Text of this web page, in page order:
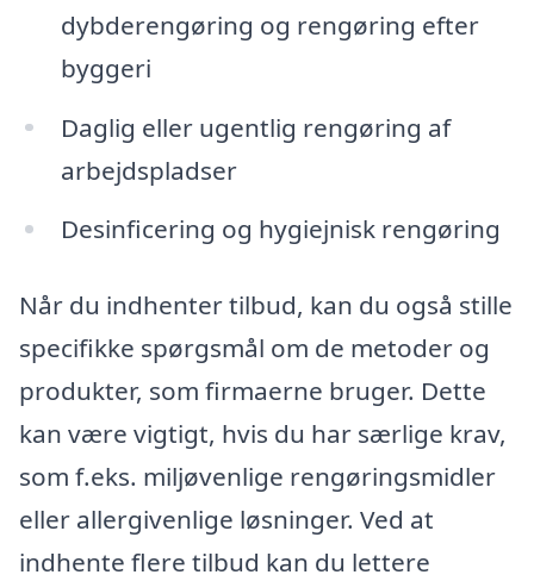
dybderengøring og rengøring efter
byggeri
Daglig eller ugentlig rengøring af
arbejdspladser
Desinficering og hygiejnisk rengøring
Når du indhenter tilbud, kan du også stille
specifikke spørgsmål om de metoder og
produkter, som firmaerne bruger. Dette
kan være vigtigt, hvis du har særlige krav,
som f.eks. miljøvenlige rengøringsmidler
eller allergivenlige løsninger. Ved at
indhente flere tilbud kan du lettere